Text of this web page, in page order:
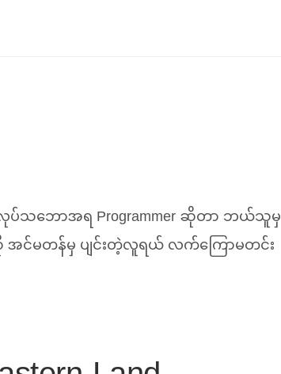
လုပ်သဘောအရ Programmer ဆိုတာ ဘယ်သူမှ
အင်မတန်မှ ပျင်းတဲ့လူရယ် လက်ကြောမတင်း